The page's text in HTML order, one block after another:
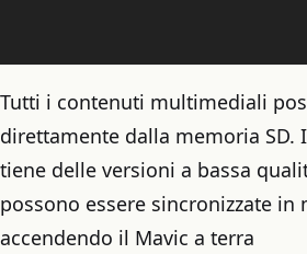
Tutti i contenuti multimediali
direttamente dalla memoria SD.
tiene delle versioni a bassa
possono essere sincronizzate in
accendendo il Mavic a terra